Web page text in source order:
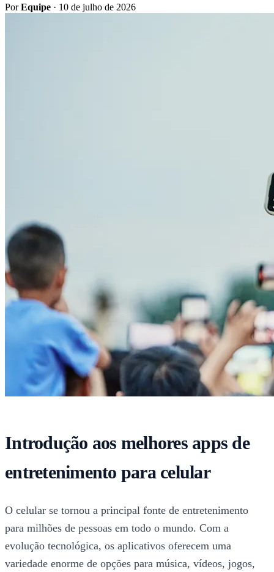
PorEquipe · 10 de julho de 2026
Introdução aos melhores apps de
entretenimento para celular
O celular se tornou a principal fonte de entretenimento
para milhões de pessoas em todo o mundo. Com a
evolução tecnológica, os aplicativos oferecem uma
variedade enorme de opções para música, vídeos, jogos,